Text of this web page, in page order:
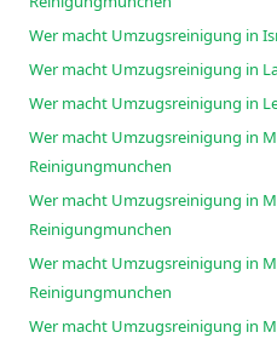
Wer macht Umzugsreinigung in
Wer macht Umzugsreinigung in
Wer macht Umzugsreinigung in
Wer macht Umzugsreinigung in
Reinigungmunchen
Wer macht Umzugsreinigung in
Reinigungmunchen
Wer macht Umzugsreinigung in
Reinigungmunchen
Wer macht Umzugsreinigung in